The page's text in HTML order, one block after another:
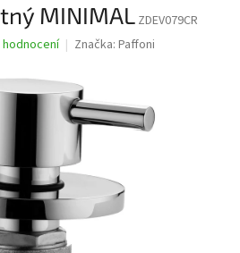
MINIMAL ZDEV079CR
Značka: Paffoni